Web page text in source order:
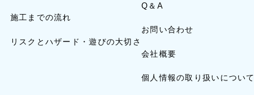
施工までの流れ
リスクとハザード・遊びの大切さ
Q＆A
お問い合わせ
会社概要
個人情報の取り扱いについて